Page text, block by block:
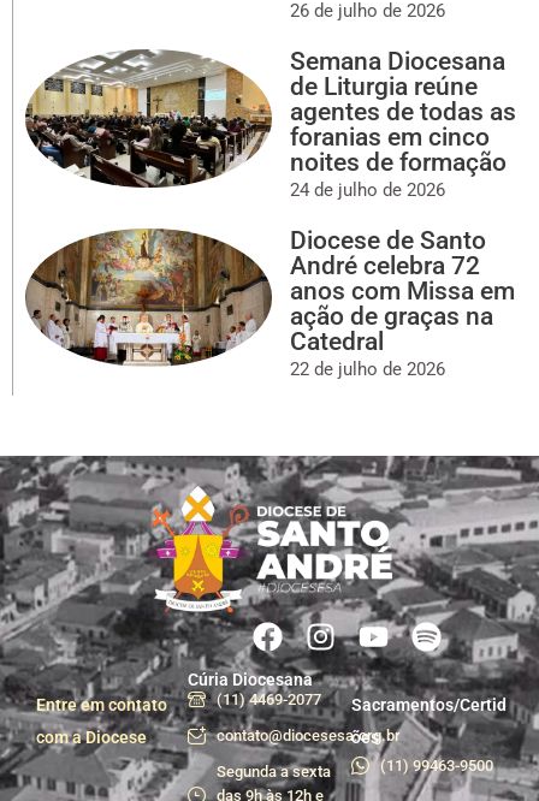
26 de julho de 2026
Semana Diocesana
de Liturgia reúne
agentes de todas as
foranias em cinco
noites de formação
24 de julho de 2026
Diocese de Santo
André celebra 72
anos com Missa em
ação de graças na
Catedral
22 de julho de 2026
Entre em contato
com a Diocese
Cúria Diocesana
(11) 4469-2077
contato@diocesesa.org.br
Segunda a sexta
das 9h às 12h e
Sacramentos/Certid
ões
(11) 99463-9500